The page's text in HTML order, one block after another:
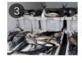
3